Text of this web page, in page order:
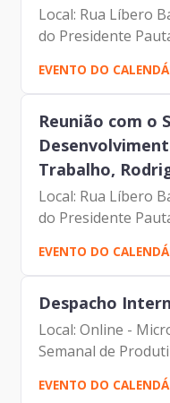
Local: Rua Líbero
do Presidente
Participantes: -
Prodam-SP -
Presidência |...
EVENTO DO
Reunião com o
Trabalho,
Local: Rua Líbero
do Presidente
e Discussão de
Francisco Forbes –
Tiago Miguel da...
EVENTO DO
Despacho
Local: Online -
Semanal de
Participantes: -
Prodam-SP -
EVENTO DO